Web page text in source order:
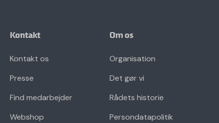
Kontakt
Kontakt os
Presse
Find medarbejder
Webshop
Om os
Organisation
Det gør vi
Rådets historie
Persondatapolitik